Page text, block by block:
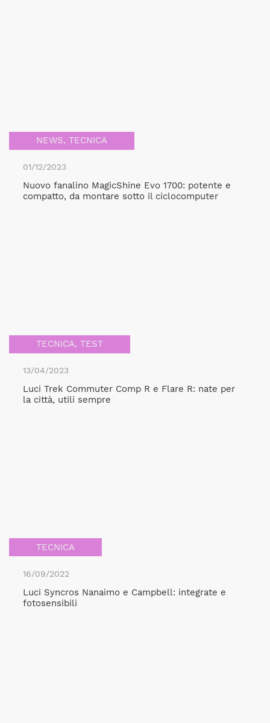
NEWS, TECNICA
01/12/2023
Nuovo fanalino MagicShine Evo 1700: potente e
compatto, da montare sotto il ciclocomputer
TECNICA, TEST
13/04/2023
Luci Trek Commuter Comp R e Flare R: nate per
la città, utili sempre
TECNICA
16/09/2022
Luci Syncros Nanaimo e Campbell: integrate e
fotosensibili